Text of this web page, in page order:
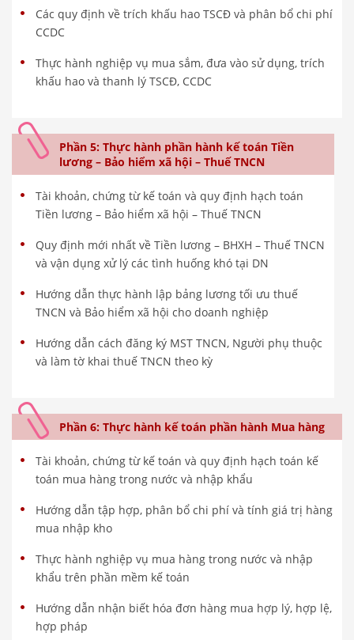
Các quy định về trích khấu hao TSCĐ và phân bổ chi phí
CCDC
Thực hành nghiệp vụ mua sắm, đưa vào sử dụng, trích
khấu hao và thanh lý TSCĐ, CCDC
Phần 5: Thực hành phần hành kế toán Tiền
lương – Bảo hiểm xã hội – Thuế TNCN
Tài khoản, chứng từ kế toán và quy định hạch toán
Tiền lương – Bảo hiểm xã hội – Thuế TNCN
Quy định mới nhất về Tiền lương – BHXH – Thuế TNCN
và vận dụng xử lý các tình huống khó tại DN
Hướng dẫn thực hành lập bảng lương tối ưu thuế
TNCN và Bảo hiểm xã hội cho doanh nghiệp
Hướng dẫn cách đăng ký MST TNCN, Người phụ thuộc
và làm tờ khai thuế TNCN theo kỳ
Phần 6: Thực hành kế toán phần hành Mua hàng
Tài khoản, chứng từ kế toán và quy định hạch toán kế
toán mua hàng trong nước và nhập khẩu
Hướng dẫn tập hợp, phân bổ chi phí và tính giá trị hàng
mua nhập kho
Thực hành nghiệp vụ mua hàng trong nước và nhập
khẩu trên phần mềm kế toán
Hướng dẫn nhận biết hóa đơn hàng mua hợp lý, hợp lệ,
hợp pháp